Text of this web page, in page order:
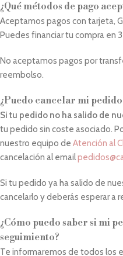
¿Qué métodos de pago
Aceptamos pagos con tarjeta,
Puedes financiar tu compra en
No aceptamos pagos por
reembolso.
¿Puedo cancelar mi
Si tu pedido no ha salido de
tu pedido sin coste asociado.
nuestro equipo de Atención al
cancelación al email
Si tu pedido ya ha salido de
cancelarlo y deberás esperar a
¿Cómo puedo saber si mi
seguimiento?
Te informaremos de todos los